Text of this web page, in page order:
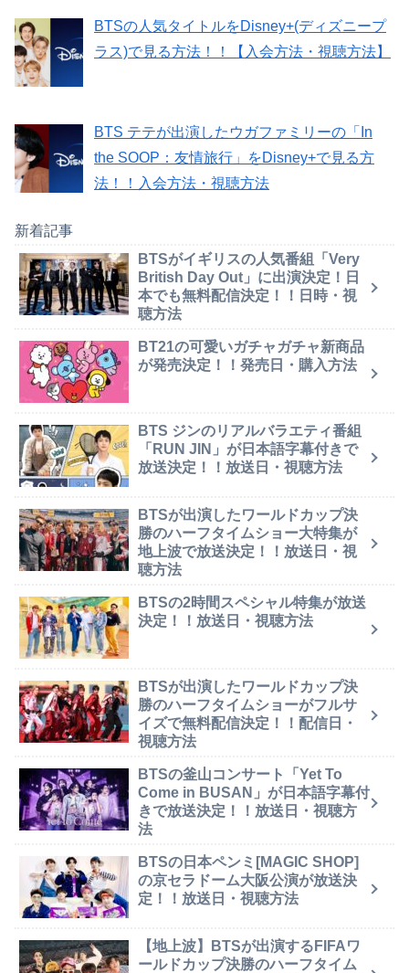
BTSの人気タイトルをDisney+(ディズニープ
ラス)で見る方法！！【入会方法・視聴方法】
BTS テテが出演したウガファミリーの「In
the SOOP：友情旅行」をDisney+で見る方
法！！入会方法・視聴方法
新着記事
BTSがイギリスの人気番組「Very
British Day Out」に出演決定！日
本でも無料配信決定！！日時・視
聴方法
BT21の可愛いガチャガチャ新商品
が発売決定！！発売日・購入方法
BTS ジンのリアルバラエティ番組
「RUN JIN」が日本語字幕付きで
放送決定！！放送日・視聴方法
BTSが出演したワールドカップ決
勝のハーフタイムショー大特集が
地上波で放送決定！！放送日・視
聴方法
BTSの2時間スペシャル特集が放送
決定！！放送日・視聴方法
BTSが出演したワールドカップ決
勝のハーフタイムショーがフルサ
イズで無料配信決定！！配信日・
視聴方法
BTSの釜山コンサート「Yet To
Come in BUSAN」が日本語字幕付
きで放送決定！！放送日・視聴方
法
BTSの日本ペンミ[MAGIC SHOP]
の京セラドーム大阪公演が放送決
定！！放送日・視聴方法
【地上波】BTSが出演するFIFAワ
ールドカップ決勝のハーフタイム